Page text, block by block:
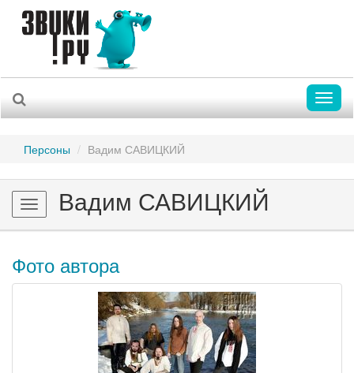
Персоны Вадим САВИЦКИЙ
Toggle
navigation
Вадим САВИЦКИЙ
Фото автора